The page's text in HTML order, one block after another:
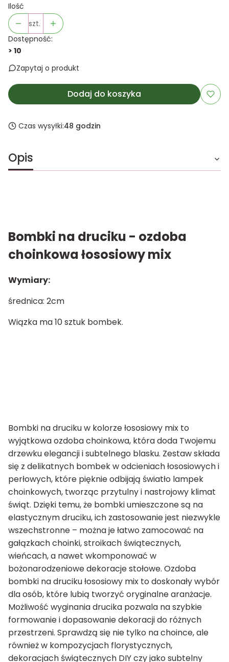
Ilość
szt.
Dostępność:
> 10
Zapytaj o produkt
Dodaj do koszyka
Czas wysyłki:48 godzin
Opis
Bombki na druciku - ozdoba
choinkowa łososiowy mix
Wymiary:
średnica: 2cm
Wiązka ma 10 sztuk bombek.
Bombki na druciku w kolorze łososiowy mix to
wyjątkowa ozdoba choinkowa, która doda Twojemu
drzewku elegancji i subtelnego blasku. Zestaw składa
się z delikatnych bombek w odcieniach łososiowych i
perłowych, które pięknie odbijają światło lampek
choinkowych, tworząc przytulny i nastrojowy klimat
świąt. Dzięki temu, że bombki umieszczone są na
elastycznym druciku, ich zastosowanie jest niezwykle
wszechstronne – można je łatwo zamocować na
gałązkach choinki, stroikach świątecznych,
wieńcach, a nawet wkomponować w
bożonarodzeniowe dekoracje stołowe. Ozdoba
bombki na druciku łososiowy mix to doskonały wybór
dla osób, które lubią tworzyć oryginalne aranżacje.
Możliwość wyginania drucika pozwala na szybkie
formowanie i dopasowanie dekoracji do różnych
przestrzeni. Sprawdzą się nie tylko na choince, ale
również w kompozycjach florystycznych,
dekoracjach świątecznych DIY czy jako subtelny